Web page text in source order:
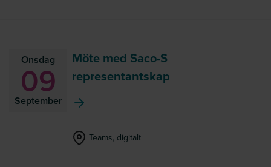
Onsdag
09
September
Möte med Saco-S
representantskap
Teams, digitalt